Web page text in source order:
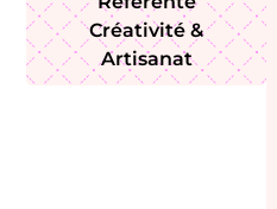
Créativité &
Artisanat